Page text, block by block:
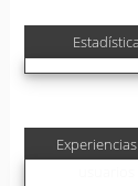
Estadística